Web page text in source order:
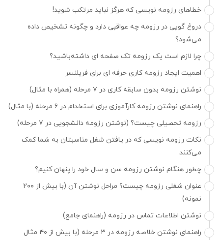
خطاهای رزومه نویسی که هرگز نباید مرتکب شوید!
دروغ گویی در رزومه چه عواقبی دارد و چگونه تشخیص داده
می‌شود؟
چرا لازم است یک رزومه تک صفحه ای داشته‌باشید؟
اهمیت ایجاد رزومه کاری حرفه ای برای فریلنسر
نوشتن رزومه بدون سابقه کاری در ۷ مرحله (همراه با مثال)
راهنمای نوشتن رزومه کارآموزی برای استخدام در ۶ مرحله (با مثال)
رزومه تحصیلی چیست؟ (نوشتن رزومه دانشجویی در ۷ مرحله)
نکات رزومه نویسی که در یافتن شغل مناسبتان به شما کمک
می‌کنند
چطور هنگام نوشتن رزومه سن و سال خود را پنهان کنیم؟
عنوان شغلی رزومه چیست؟ مراحل نوشتن آن (با بیش از ۲۰۰
نمونه)
نوشتن اطلاعات تماس در رزومه (راهنمای جامع)
راهنمای نوشتن خلاصه رزومه در ۳ مرحله (با بیش از ۴۰ مثال